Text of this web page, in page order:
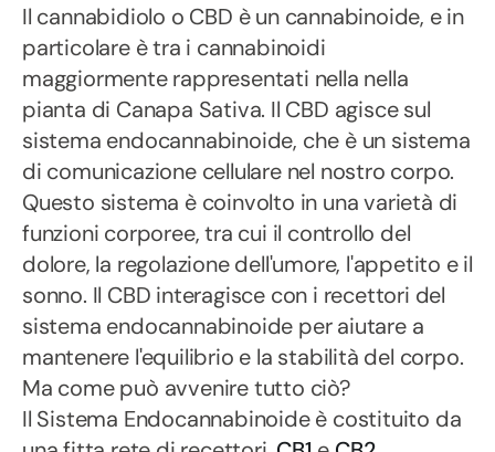
Il cannabidiolo o CBD è un cannabinoide, e in
particolare è tra i cannabinoidi
maggiormente rappresentati nella nella
pianta di Canapa Sativa. Il CBD agisce sul
sistema endocannabinoide, che è un sistema
di comunicazione cellulare nel nostro corpo.
Questo sistema è coinvolto in una varietà di
funzioni corporee, tra cui il controllo del
dolore, la regolazione dell'umore, l'appetito e il
sonno. Il CBD interagisce con i recettori del
sistema endocannabinoide per aiutare a
mantenere l'equilibrio e la stabilità del corpo.
Ma come può avvenire tutto ciò?
Il Sistema Endocannabinoide è costituito da